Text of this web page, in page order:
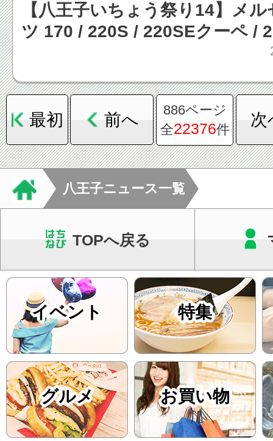
【八王子いちょう祭り14】メ
ツ 170 / 220S / 220SEクーペ /
/ 300SEL3.5 など［写真蔵］ -
最初 前へ
886ページ
全22376件
次
八王子ニュース一覧
TOPへ戻る
イベント 特集
グルメ お買い物